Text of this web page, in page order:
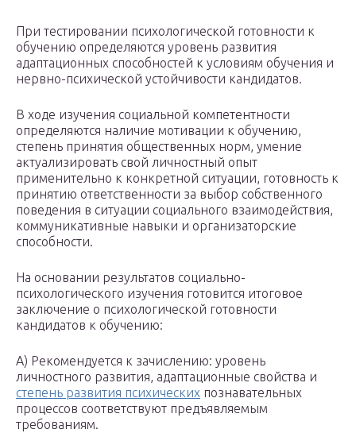
При тестировании психологической готовности к
обучению определяются уровень развития
адаптационных способностей к условиям обучения и
нервно-психической устойчивости кандидатов.
В ходе изучения социальной компетентности
определяются наличие мотивации к обучению,
степень принятия общественных норм, умение
актуализировать свой личностный опыт
применительно к конкретной ситуации, готовность к
принятию ответственности за выбор собственного
поведения в ситуации социального взаимодействия,
коммуникативные навыки и организаторские
способности.
На основании результатов социально-
психологического изучения готовится итоговое
заключение о психологической готовности
кандидатов к обучению:
А) Рекомендуется к зачислению: уровень
личностного развития, адаптационные свойства и
степень развития психических познавательных
процессов соответствуют предъявляемым
требованиям.